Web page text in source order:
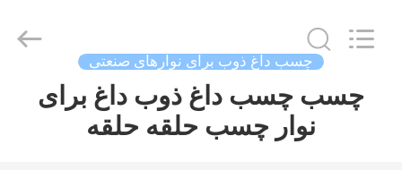
خانه
Adhesive
Products
چسب داغ ذوب برای نوارهای صنعتی
چسب چسب داغ ذوب داغ برای
نوار چسب حلقه حلقه